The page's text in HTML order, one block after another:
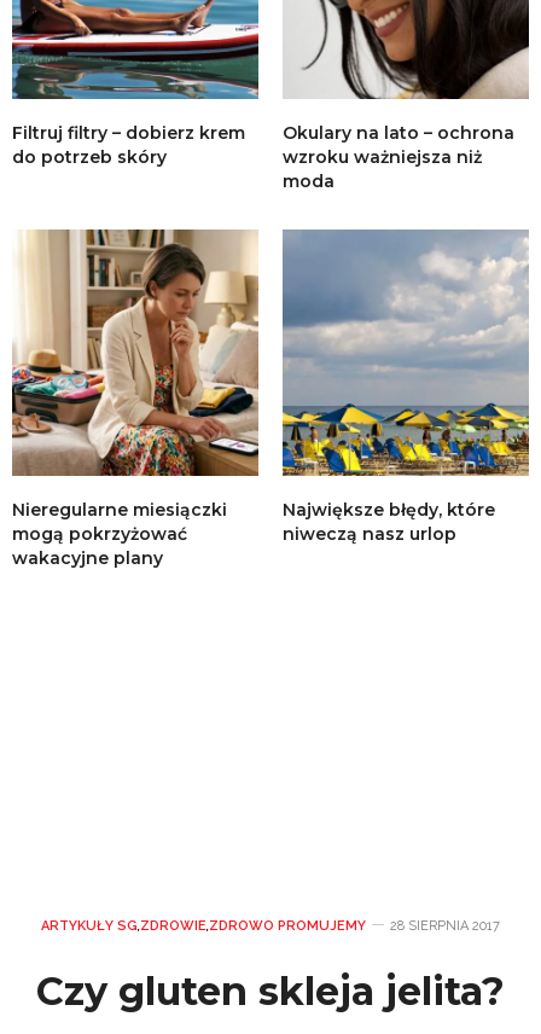
Filtruj filtry – dobierz krem
do potrzeb skóry
Okulary na lato – ochrona
wzroku ważniejsza niż
moda
Nieregularne miesiączki
mogą pokrzyżować
wakacyjne plany
Największe błędy, które
niweczą nasz urlop
ARTYKUŁY SG,ZDROWIE,ZDROWO PROMUJEMY 28 SIERPNIA 2017
Czy gluten skleja jelita?